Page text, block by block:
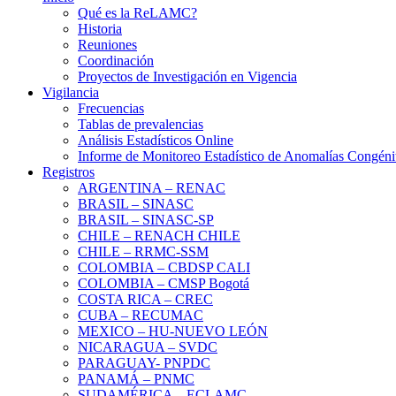
Qué es la ReLAMC?
Historia
Reuniones
Coordinación
Proyectos de Investigación en Vigencia
Vigilancia
Frecuencias
Tablas de prevalencias
Análisis Estadísticos Online
Informe de Monitoreo Estadístico de Anomalías
Registros
ARGENTINA – RENAC
BRASIL – SINASC
BRASIL – SINASC-SP
CHILE – RENACH CHILE
CHILE – RRMC-SSM
COLOMBIA – CBDSP CALI
COLOMBIA – CMSP Bogotá
COSTA RICA – CREC
CUBA – RECUMAC
MEXICO – HU-NUEVO LEÓN
NICARAGUA – SVDC
PARAGUAY- PNPDC
PANAMÁ – PNMC